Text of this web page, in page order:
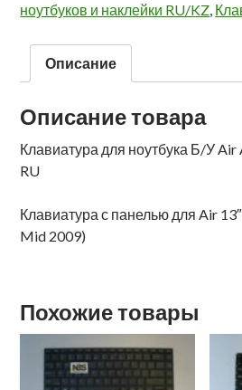
ноутбуков и наклейки RU/KZ,
Описание
Описание товара
Клавиатура для ноутбука Б/У Air
RU
Клавиатура с панелью для Air
Mid 2009)
Похожие товары